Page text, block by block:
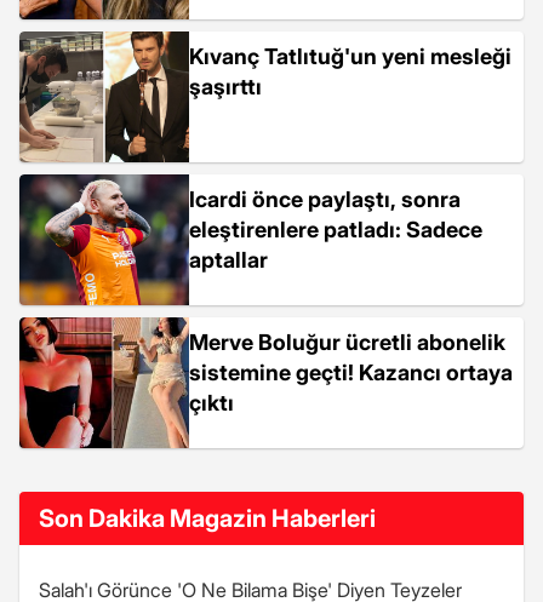
Kıvanç Tatlıtuğ'un yeni mesleği
şaşırttı
Icardi önce paylaştı, sonra
eleştirenlere patladı: Sadece
aptallar
Merve Boluğur ücretli abonelik
sistemine geçti! Kazancı ortaya
çıktı
Son Dakika Magazin Haberleri
Salah'ı Görünce 'O Ne Bilama Bişe' Diyen Teyzeler